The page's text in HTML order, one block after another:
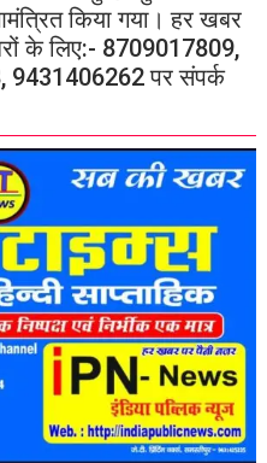
किया गया। हर खबर
के लिए:- 8709017809,
9431406262 पर संपर्क